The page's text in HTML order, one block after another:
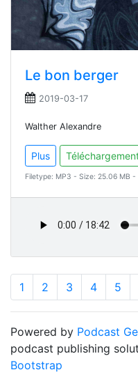
Le bon berger
2019-03-17
Walther Alexandre
Plus
Filetype: MP3 - Size: 25.06 MB
1 2 3 4 5
Powered by Podcast
podcast publishing
Bootstrap